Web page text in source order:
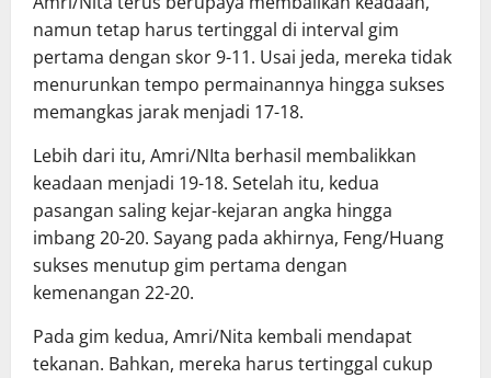
namun tetap harus tertinggal di interval gim
pertama dengan skor 9-11. Usai jeda, mereka tidak
menurunkan tempo permainannya hingga sukses
memangkas jarak menjadi 17-18.
Lebih dari itu, Amri/NIta berhasil membalikkan
keadaan menjadi 19-18. Setelah itu, kedua
pasangan saling kejar-kejaran angka hingga
imbang 20-20. Sayang pada akhirnya, Feng/Huang
sukses menutup gim pertama dengan
kemenangan 22-20.
Pada gim kedua, Amri/Nita kembali mendapat
tekanan. Bahkan, mereka harus tertinggal cukup